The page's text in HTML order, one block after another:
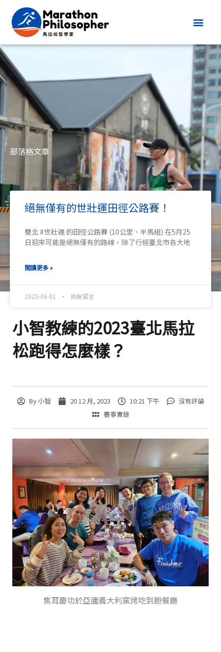
要
內
容
部落格文章
絕無僅有的世壯運田徑公路賽！
雙北 #世壯運 的田徑公路賽 (10公里、半馬組) 在5月25
日迎來可能是絕無僅有的路線，除了行經臺北市各大地
閱讀更多 »
2025-06-01 尚無留言
小智教練的2023臺北馬拉
松跑得怎麼樣？
By小智 20 12 月, 2023 10:21 下午
沒有評論
賽事實錄
焦耳慶功於亞廬義大利窯烤吃到飽餐廳